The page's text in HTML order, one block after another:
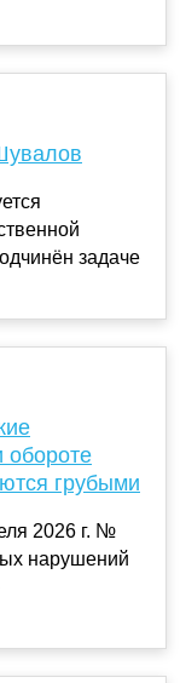
задаче
обороте
грубыми
2026 г. №
нарушений